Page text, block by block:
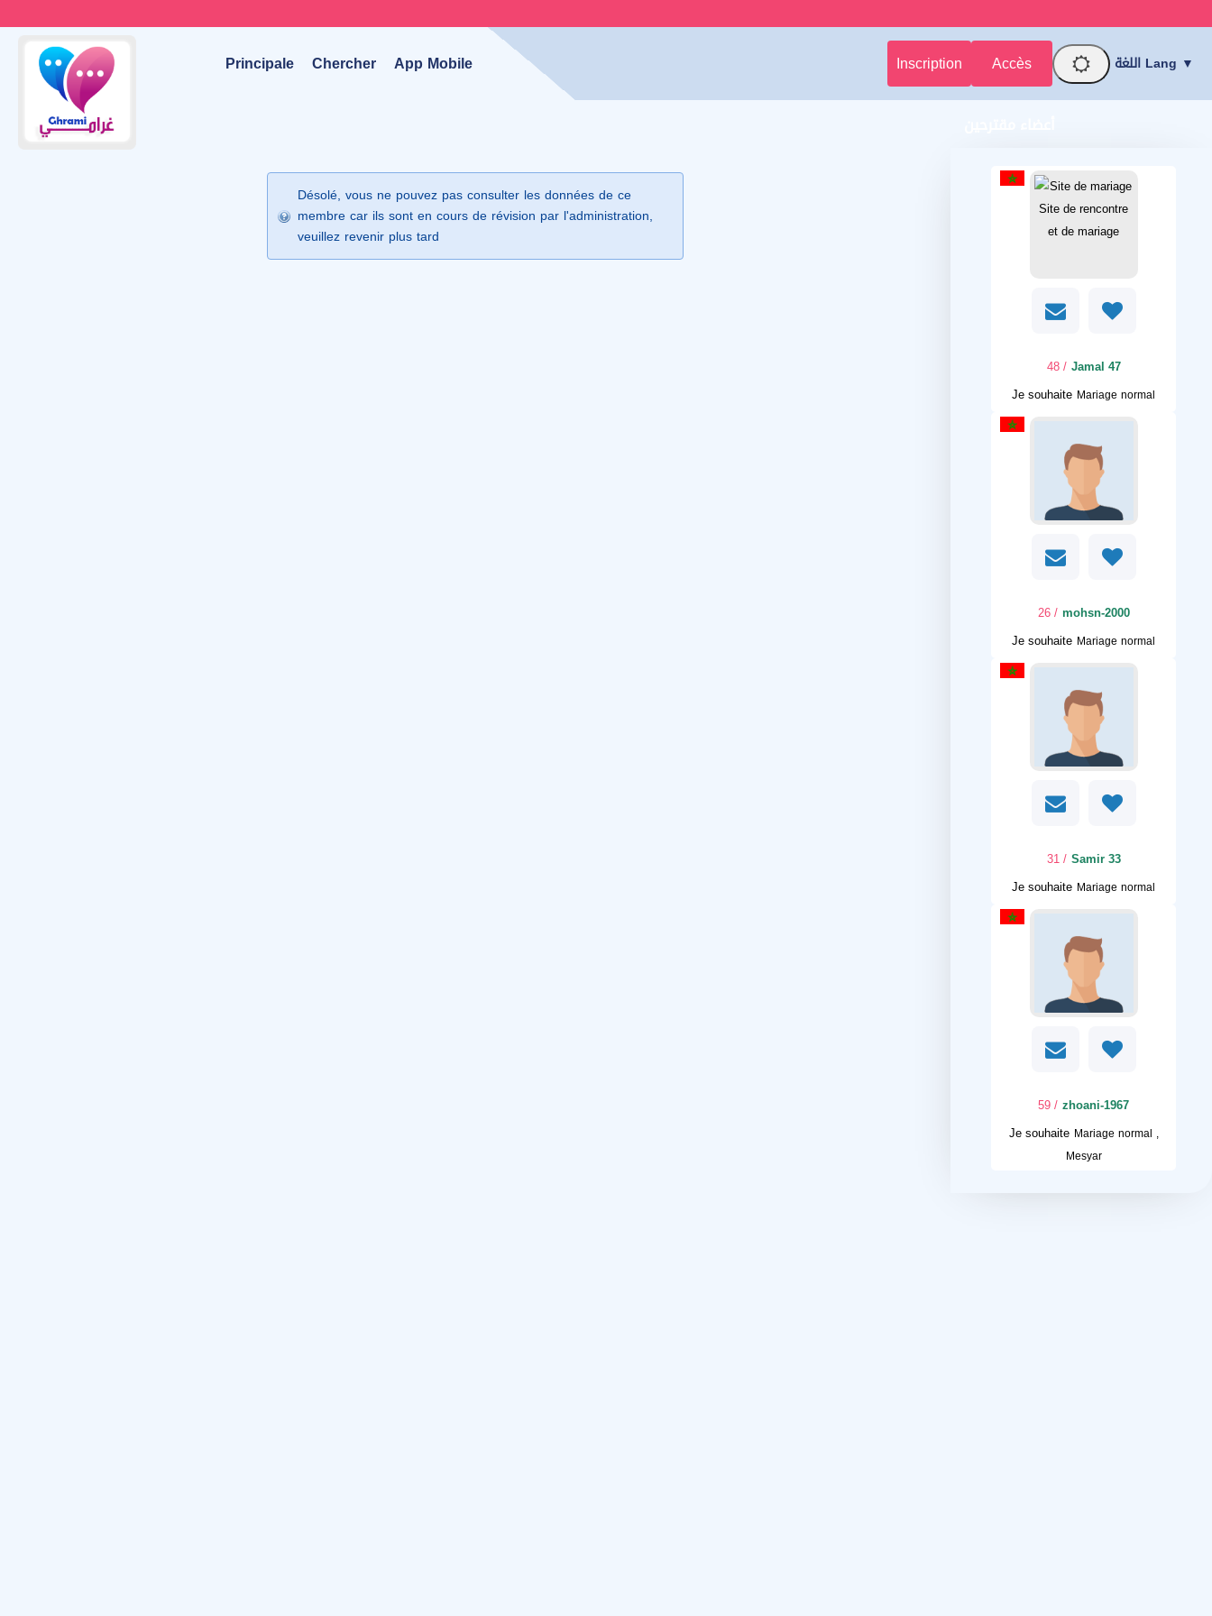
Principale Chercher App Mobile Inscription Accès اللغة Lang ▼
Désolé, vous ne pouvez pas consulter les données de ce
membre car ils sont en cours de révision par l'administration,
veuillez revenir plus tard
Jamal 47
/ 48
Je souhaite Mariage normal
mohsn-2000
/ 26
Je souhaite Mariage normal
Samir 33
/ 31
Je souhaite Mariage normal
zhoani-1967
/ 59
Je souhaite Mariage normal ,
Mesyar